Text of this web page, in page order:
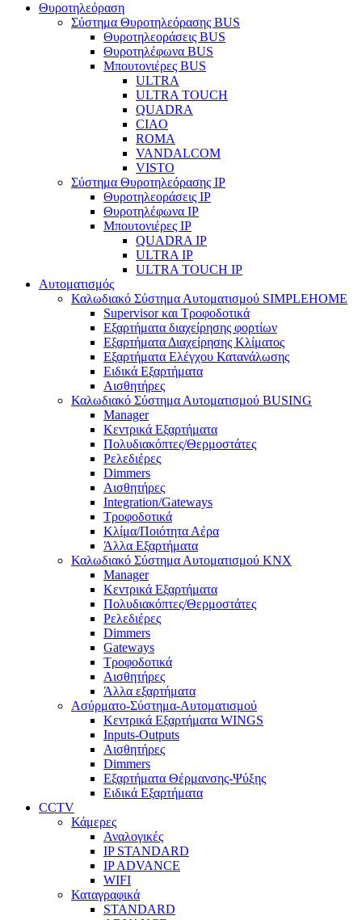
Θυροτηλεόραση
Σύστημα Θυροτηλεόρασης BUS
Θυροτηλεοράσεις BUS
Θυροτηλέφωνα BUS
Μπουτονιέρες BUS
ULTRA
ULTRA TOUCH
QUADRA
CIAO
ROMA
VANDALCOM
VISTO
Σύστημα Θυροτηλεόρασης IP
Θυροτηλεοράσεις IP
Θυροτηλέφωνα IP
Μπουτονιέρες IP
QUADRA IP
ULTRA IP
ULTRA TOUCH IP
Αυτοματισμός
Καλωδιακό Σύστημα Αυτοματισμού SIMPLEHOME
Supervisor και Τροφοδοτικά
Εξαρτήματα διαχείρησης φορτίων
Εξαρτήματα Διαχείρησης Κλίματος
Εξαρτήματα Ελέγχου Κατανάλωσης
Ειδικά Εξαρτήματα
Αισθητήρες
Καλωδιακό Σύστημα Αυτοματισμού BUSING
Manager
Κεντρικά Εξαρτήματα
Πολυδιακόπτες/Θερμοστάτες
Ρελεδιέρες
Dimmers
Αισθητήρες
Integration/Gateways
Τροφοδοτικά
Κλίμα/Ποιότητα Αέρα
Άλλα Εξαρτήματα
Καλωδιακό Σύστημα Αυτοματισμού KNX
Manager
Κεντρικά Εξαρτήματα
Πολυδιακόπτες/Θερμοστάτες
Ρελεδιέρες
Dimmers
Gateways
Τροφοδοτικά
Αισθητήρες
Άλλα εξαρτήματα
Ασύρματο-Σύστημα-Αυτοματισμού
Κεντρικά Εξαρτήματα WINGS
Inputs-Outputs
Αισθητήρες
Dimmers
Εξαρτήματα Θέρμανσης-Ψύξης
Ειδικά Εξαρτήματα
CCTV
Κάμερες
Αναλογικές
IP STANDARD
IP ADVANCE
WIFI
Καταγραφικά
STANDARD